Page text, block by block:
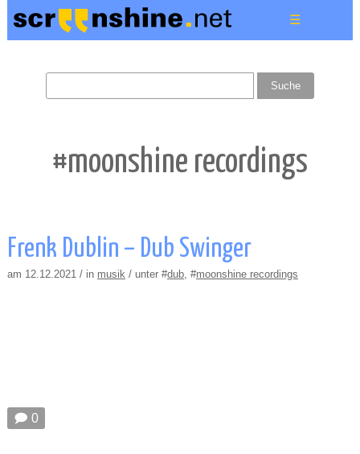
☰
#moonshine recordings
Frenk Dublin – Dub Swinger
am 12.12.2021 / in musik/ unter #dub, #moonshine recordings
🗩 0